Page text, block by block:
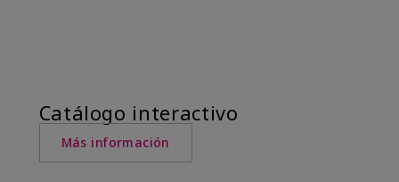
Catálogo interactivo
Más información